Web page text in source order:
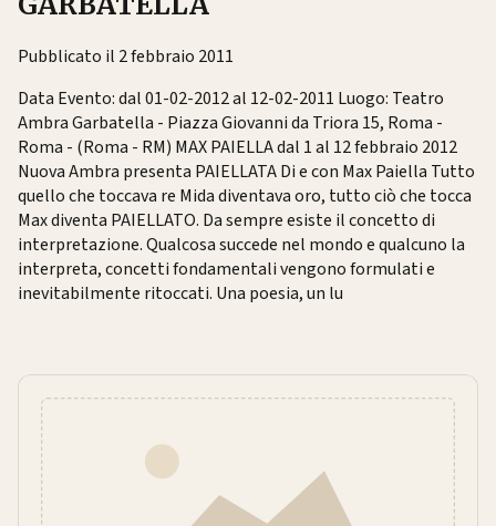
Pubblicato il 2 febbraio 2011
Data Evento: dal 01-02-2012 al 12-02-2011 Luogo: Teatro
Ambra Garbatella - Piazza Giovanni da Triora 15, Roma -
Roma - (Roma - RM) MAX PAIELLA dal 1 al 12 febbraio 2012
Nuova Ambra presenta PAIELLATA Di e con Max Paiella Tutto
quello che toccava re Mida diventava oro, tutto ciò che tocca
Max diventa PAIELLATO. Da sempre esiste il concetto di
interpretazione. Qualcosa succede nel mondo e qualcuno la
interpreta, concetti fondamentali vengono formulati e
inevitabilmente ritoccati. Una poesia, un lu